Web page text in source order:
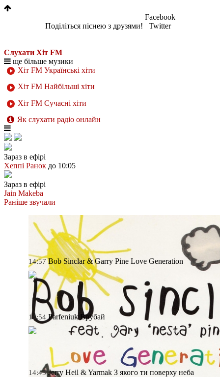
Поділіться піснею з друзями!
Facebook
Twitter
Слухати Хіт FM
ще більше музики
Хіт FM Українські хіти
Хіт FM Найбільші хіти
Хіт FM Сучасні хіти
Як слухати радіо онлайн
Зараз в ефірі
Хеппі Ранок до 10:05
Зараз в ефірі
Jain Makeba
Раніше звучали
14:57 Bob Sinclar & Garry Pine Love Generation
14:54 Parfeniuk Врубай
14:45 Jerry Heil & Yarmak З якого ти поверху неба